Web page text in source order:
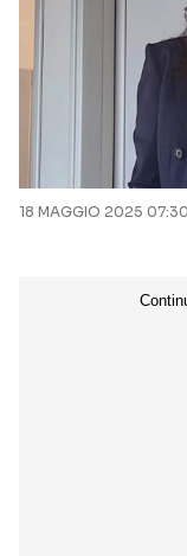
18 MAGGIO 2025 07:30